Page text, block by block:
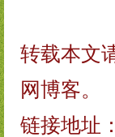
转载本文
网博客。
链接地址：